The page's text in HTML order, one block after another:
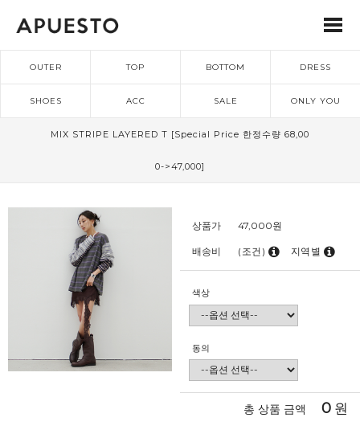
OUTER TOP BOTTOM DRESS
SHOES ACC SALE ONLY YOU
MIX STRIPE LAYERED T [Special Price 한정수량 68,00
0->47,000]
상품가 47,000원
배송비 (조건) 지역별
색상
동의
총 상품 금액 0 원